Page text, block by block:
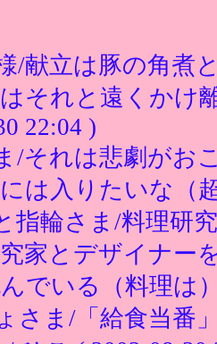
/献立は豚の角煮
それと遠くかけ
22:04 )
/それは悲劇がお
は入りたいな（
指輪さま/料理研
家とデザイナー
でいる（料理は
さま/「給食当番